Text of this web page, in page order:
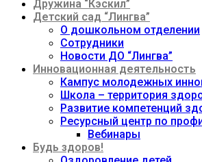
Дружина “Кэскил”
Детский сад “Лингва”
О дошкольном отделении
Сотрудники
Новости ДО “Лингва”
Инновационная деятельность
Кампус молодежных
Школа – территория
Развитие компетенций
Ресурсный центр по
Вебинары
Будь здоров!